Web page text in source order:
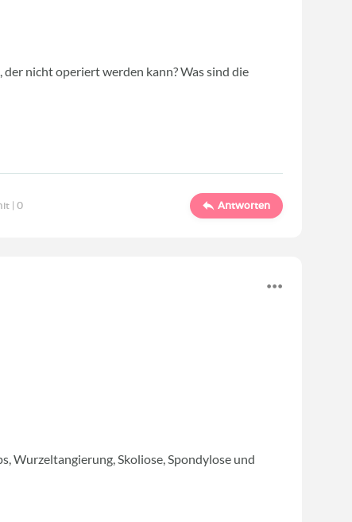
nicht operiert werden kann? Was sind die
|0 Antworten
Wurzeltangierung, Skoliose, Spondylose und